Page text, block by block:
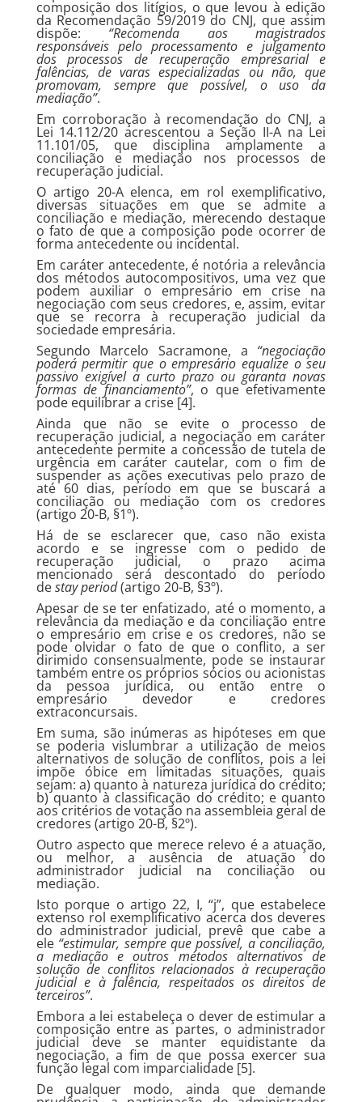
composição dos litígios, o que levou à edição
da Recomendação 59/2019 do CNJ, que assim
dispõe: “Recomenda aos magistrados
responsáveis pelo processamento e julgamento
dos processos de recuperação empresarial e
falências, de varas especializadas ou não, que
promovam, sempre que possível, o uso da
mediação”.
Em corroboração à recomendação do CNJ, a
Lei 14.112/20 acrescentou a Seção II-A na Lei
11.101/05, que disciplina amplamente a
conciliação e mediação nos processos de
recuperação judicial.
O artigo 20-A elenca, em rol exemplificativo,
diversas situações em que se admite a
conciliação e mediação, merecendo destaque
o fato de que a composição pode ocorrer de
forma antecedente ou incidental.
Em caráter antecedente, é notória a relevância
dos métodos autocompositivos, uma vez que
podem auxiliar o empresário em crise na
negociação com seus credores, e, assim, evitar
que se recorra à recuperação judicial da
sociedade empresária.
Segundo Marcelo Sacramone, a “negociação
poderá permitir que o empresário equalize o seu
passivo exigível a curto prazo ou garanta novas
formas de financiamento”, o que efetivamente
pode equilibrar a crise [4].
Ainda que não se evite o processo de
recuperação judicial, a negociação em caráter
antecedente permite a concessão de tutela de
urgência em caráter cautelar, com o fim de
suspender as ações executivas pelo prazo de
até 60 dias, período em que se buscará a
conciliação ou mediação com os credores
(artigo 20-B, §1º).
Há de se esclarecer que, caso não exista
acordo e se ingresse com o pedido de
recuperação judicial, o prazo acima
mencionado será descontado do período
destay period(artigo 20-B, §3º).
Apesar de se ter enfatizado, até o momento, a
relevância da mediação e da conciliação entre
o empresário em crise e os credores, não se
pode olvidar o fato de que o conflito, a ser
dirimido consensualmente, pode se instaurar
também entre os próprios sócios ou acionistas
da pessoa jurídica, ou então entre o
empresário devedor e credores
extraconcursais.
Em suma, são inúmeras as hipóteses em que
se poderia vislumbrar a utilização de meios
alternativos de solução de conflitos, pois a lei
impõe óbice em limitadas situações, quais
sejam: a) quanto à natureza jurídica do crédito;
b) quanto à classificação do crédito; e quanto
aos critérios de votação na assembleia geral de
credores (artigo 20-B, §2º).
Outro aspecto que merece relevo é a atuação,
ou melhor, a ausência de atuação do
administrador judicial na conciliação ou
mediação.
Isto porque o artigo 22, I, “j”, que estabelece
extenso rol exemplificativo acerca dos deveres
do administrador judicial, prevê que cabe a
ele “estimular, sempre que possível, a conciliação,
a mediação e outros métodos alternativos de
solução de conflitos relacionados à recuperação
judicial e à falência, respeitados os direitos de
terceiros”.
Embora a lei estabeleça o dever de estimular a
composição entre as partes, o administrador
judicial deve se manter equidistante da
negociação, a fim de que possa exercer sua
função legal com imparcialidade [5].
De qualquer modo, ainda que demande